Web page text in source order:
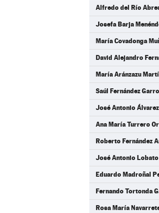
Alfredo del Río
Josefa Barja
María Covadonga
David Alejandro
María Aránzazu
Saúl Fernández
José Antonio Álvarez
Ana María Turrero
Roberto Fernández
José Antonio Lobato
Eduardo Madroñal
Fernando Tortonda
Rosa María